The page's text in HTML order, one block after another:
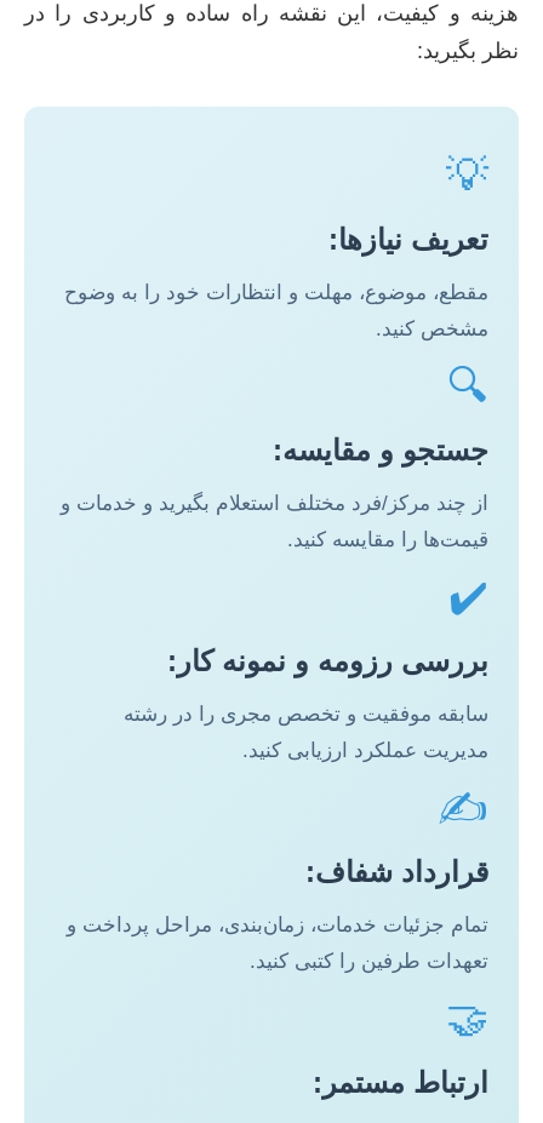
هزینه و کیفیت، این نقشه راه ساده و کاربردی را در
نظر بگیرید:
💡
تعریف نیازها:
مقطع، موضوع، مهلت و انتظارات خود را به وضوح
مشخص کنید.
🔍
جستجو و مقایسه:
از چند مرکز/فرد مختلف استعلام بگیرید و خدمات و
قیمت‌ها را مقایسه کنید.
✔️
بررسی رزومه و نمونه کار:
سابقه موفقیت و تخصص مجری را در رشته
مدیریت عملکرد ارزیابی کنید.
✍️
قرارداد شفاف:
تمام جزئیات خدمات، زمان‌بندی، مراحل پرداخت و
تعهدات طرفین را کتبی کنید.
🤝
ارتباط مستمر: